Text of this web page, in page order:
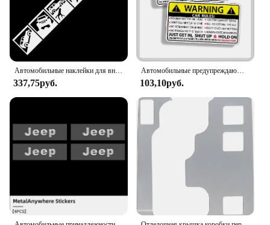
337,75руб.
Автомобильные предупреждающие правила безопасности 10x6 см, наклейка из ПВХ, автомобильная наклейка для Jeep Grand Cherokee Xj Wk2 Wj Wrangler Jl Compass
103,10руб.